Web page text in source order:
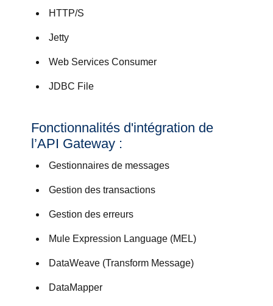
HTTP/S
Jetty
Web Services Consumer
JDBC File
Fonctionnalités d'intégration de
l’API Gateway :
Gestionnaires de messages
Gestion des transactions
Gestion des erreurs
Mule Expression Language (MEL)
DataWeave (Transform Message)
DataMapper